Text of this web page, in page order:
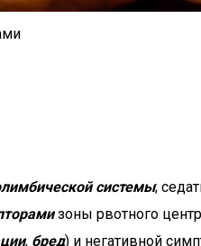
системы;
зоны рвотного
, бред) и негативной